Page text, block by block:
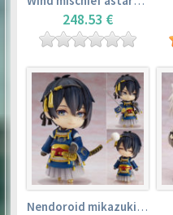
248.53 €
Nendoroid mikazuki munechika